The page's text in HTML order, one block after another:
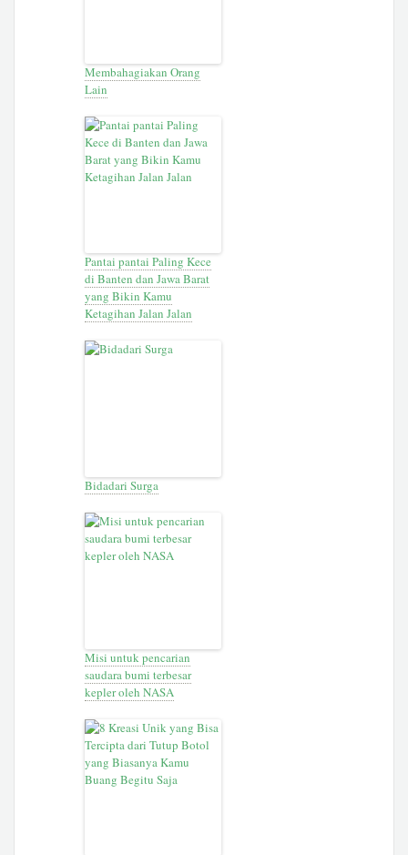
Membahagiakan Orang
Lain
Pantai pantai Paling Kece
di Banten dan Jawa Barat
yang Bikin Kamu
Ketagihan Jalan Jalan
Bidadari Surga
Misi untuk pencarian
saudara bumi terbesar
kepler oleh NASA